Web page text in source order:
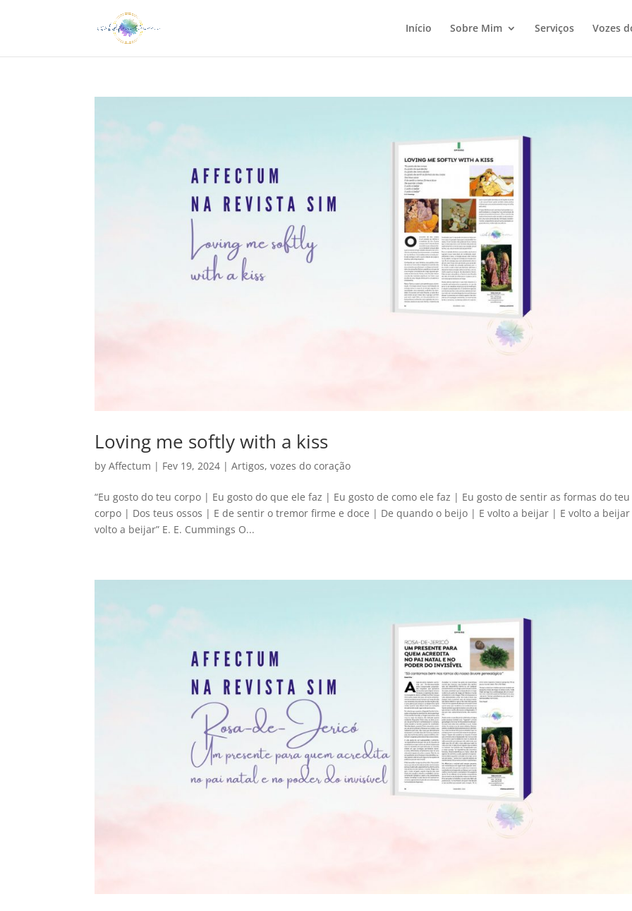
Início Sobre Mim Serviços Vozes
Loving me softly with a kiss
byAffectum | Fev 19, 2024 |Artigos,vozes do coração
“Eu gosto do teu corpo | Eu gosto do que ele faz | Eu gosto de como ele faz | Eu gosto de sentir as formas do teu
corpo | Dos teus ossos | E de sentir o tremor firme e doce | De quando o beijo | E volto a beijar | E volto a
volto a beijar” E. E. Cummings O...